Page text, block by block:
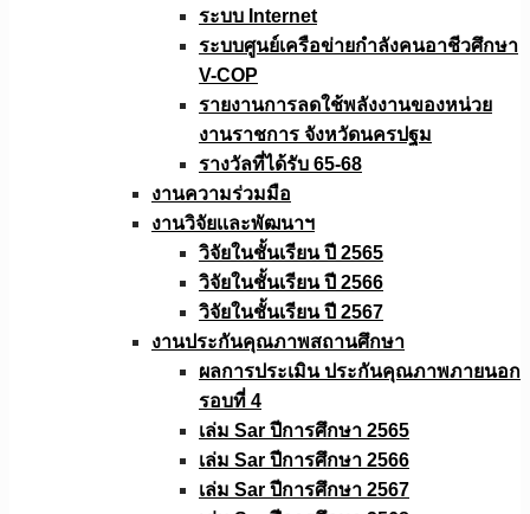
ระบบ Internet
ระบบศูนย์เครือข่ายกำลังคนอาชีวศึกษา
V-COP
รายงานการลดใช้พลังงานของหน่วย
งานราชการ จังหวัดนครปฐม
รางวัลที่ได้รับ 65-68
งานความร่วมมือ
งานวิจัยเเละพัฒนาฯ
วิจัยในชั้นเรียน ปี 2565
วิจัยในชั้นเรียน ปี 2566
วิจัยในชั้นเรียน ปี 2567
งานประกันคุณภาพสถานศึกษา
ผลการประเมิน ประกันคุณภาพภายนอก
รอบที่ 4
เล่ม Sar ปีการศึกษา 2565
เล่ม Sar ปีการศึกษา 2566
เล่ม Sar ปีการศึกษา 2567